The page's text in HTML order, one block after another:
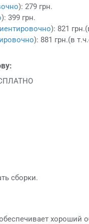
): 279 грн.
): 399 грн.
): 821
): 881 грн.(в
сборки.
хороший